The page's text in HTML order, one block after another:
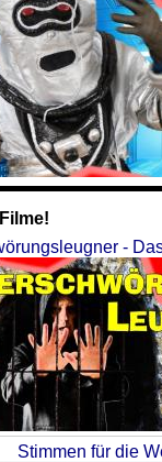
-
Stimmen für die